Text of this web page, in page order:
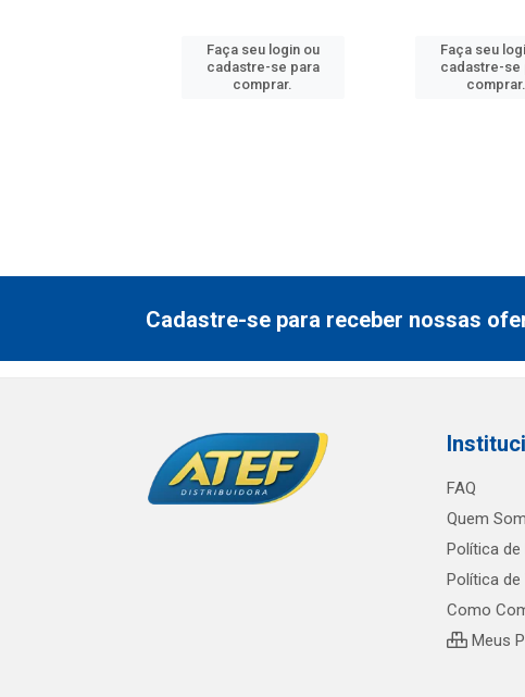
Faça seu login ou
cadastre-se para
comprar.
Faça seu
cadastre-se
comprar.
Cadastre-se para receber nossas
FAQ
Quem
Política de
Política de
Como
Meus